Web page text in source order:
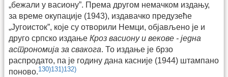
„бежали у васиону”. Према другом немачком издању,
за време окупације (1943), издавачко предузеће
„Југоисток”, које су отворили Немци, објављено је и
друго српско издање Кроз васиону и векове - једна
астрономија за свакога. То издање је брзо
распродато, па је годину дана касније (1944) штампано
поново.130)131)132)